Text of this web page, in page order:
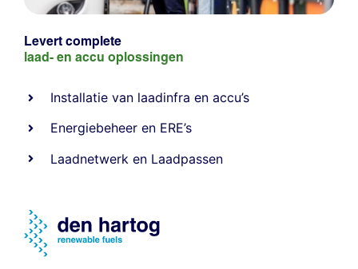
Levert complete
laad- en accu oplossingen
Installatie van laadinfra en accu’s
Energiebeheer en ERE’s
Laadnetwerk en Laadpassen